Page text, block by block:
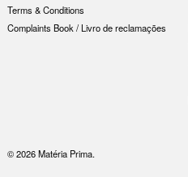
Terms & Conditions
Complaints Book / Livro de reclamações
© 2026 Matéria Prima.